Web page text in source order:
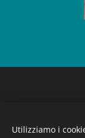
Utilizziamo i